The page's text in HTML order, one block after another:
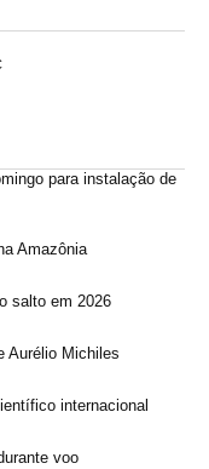
para instalação de
Amazônia
salto em 2026
Aurélio Michiles
internacional
voo